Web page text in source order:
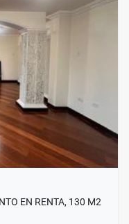
EN RENTA, 130 M2